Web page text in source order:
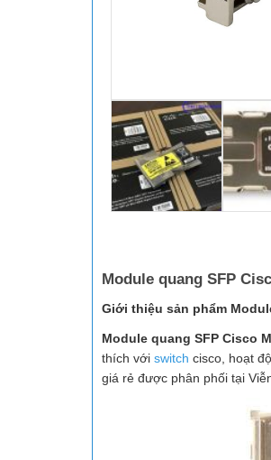
Module quang SFP
Giới thiệu sản phẩm
Module quang SFP Cisco
thích với switch cisco, hoạt
giá rẻ được phân phối tại